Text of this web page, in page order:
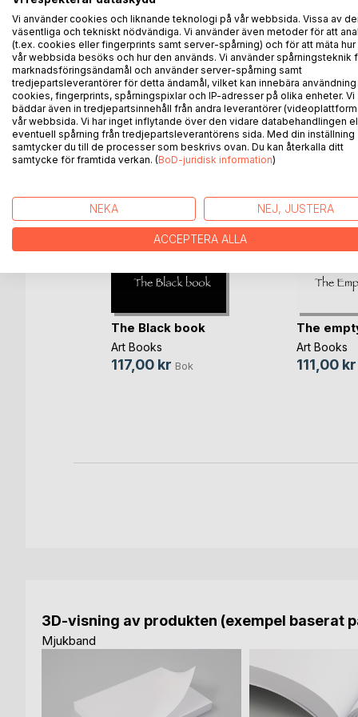
Enjoy exploring the pages and numbers, being
ANDRA TITLAR HOS
The Black book
Art Books
117,00 kr Bok
The
Art Books
111,00 kr
3D-visning av produkten (exempel baserat
Mjukband
Vi använder cookies och liknande teknologi på vår webbsida. Vissa av
väsentliga och tekniskt nödvändiga. Vi använder även metoder för att
(t.ex. cookies eller fingerprints samt server-spårning) och för att mäta hur
vår webbsida besöks och hur den används. Vi använder spårningsteknik
marknadsföringsändamål och använder server-spårning samt
tredjepartsleverantörer för detta ändamål, vilket kan innebära användning
cookies, fingerprints, spårningspixlar och IP-adresser på olika enheter. Vi
bäddar även in tredjepartsinnehåll från andra leverantörer
vår webbsida. Vi har inget inflytande över den vidare databehandlingen
eventuell spårning från tredjepartsleverantörens sida. Med din inställning
samtycker du till de processer som beskrivs ovan. Du kan återkalla ditt
samtycke för framtida verkan. (BoD-juridisk information)
NEKA NEJ, JUSTERA
ACCEPTERA ALLA